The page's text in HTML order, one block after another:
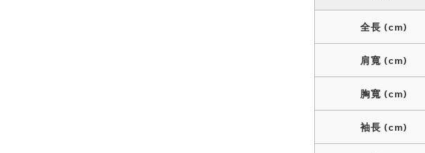
全長 (cm)
肩寬 (cm)
胸寬 (cm)
袖長 (cm)